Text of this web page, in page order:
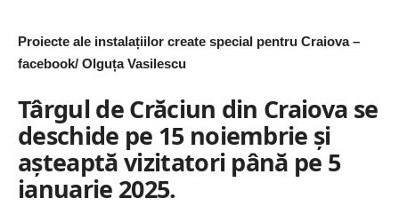
Proiecte ale instalațiilor create special pentru Craiova –
facebook/ Olguța Vasilescu
Târgul de Crăciun din Craiova se
deschide pe 15 noiembrie și
așteaptă vizitatori până pe 5
ianuarie 2025.